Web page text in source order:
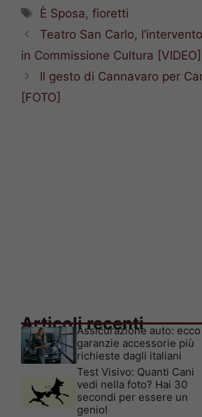
Tag
È Sposa,fioretti
Teatro San Carlo,
in Commissione Cultura [VIDEO]
Il gesto di Cannavaro per
[FOTO]
Articoli recenti
Assicurazione auto:
garanzie accessorie più
richieste dagli italiani
Test Visivo: Quanti Cani
vedi nella foto? Hai 30
secondi per essere un
genio!